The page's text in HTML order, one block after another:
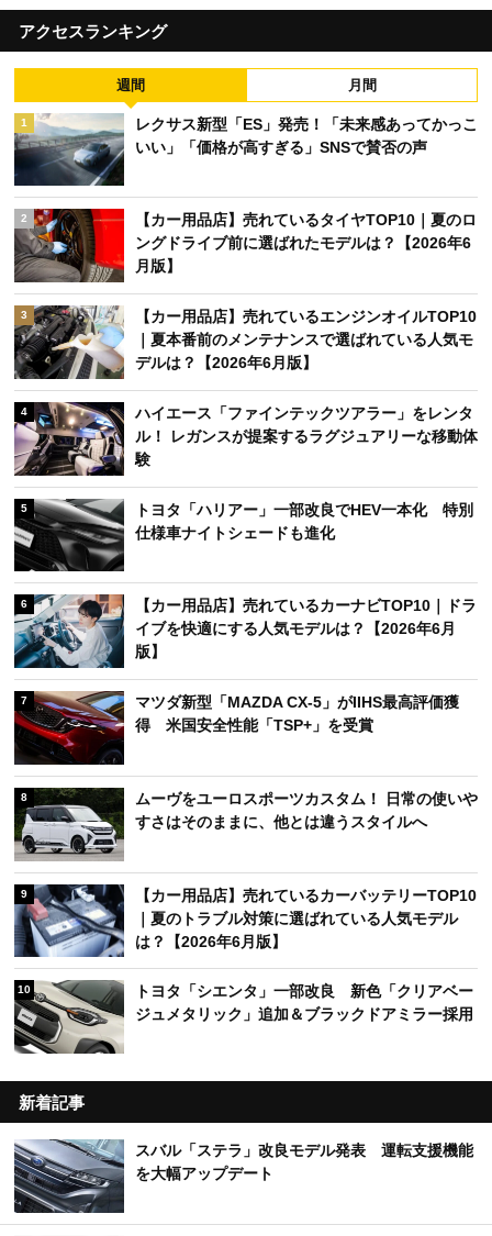
アクセスランキング
週間 月間
1
レクサス新型「ES」発売！「未来感あってかっこ
いい」「価格が高すぎる」SNSで賛否の声
2
【カー用品店】売れているタイヤTOP10｜夏のロ
ングドライブ前に選ばれたモデルは？【2026年6
月版】
3
【カー用品店】売れているエンジンオイルTOP10
｜夏本番前のメンテナンスで選ばれている人気モ
デルは？【2026年6月版】
4
ハイエース「ファインテックツアラー」をレンタ
ル！ レガンスが提案するラグジュアリーな移動体
験
5
トヨタ「ハリアー」一部改良でHEV一本化 特別
仕様車ナイトシェードも進化
6
【カー用品店】売れているカーナビTOP10｜ドラ
イブを快適にする人気モデルは？【2026年6月
版】
7
マツダ新型「MAZDA CX-5」がIIHS最高評価獲
得 米国安全性能「TSP+」を受賞
8
ムーヴをユーロスポーツカスタム！ 日常の使いや
すさはそのままに、他とは違うスタイルへ
9
【カー用品店】売れているカーバッテリーTOP10
｜夏のトラブル対策に選ばれている人気モデル
は？【2026年6月版】
10
トヨタ「シエンタ」一部改良 新色「クリアベー
ジュメタリック」追加＆ブラックドアミラー採用
新着記事
スバル「ステラ」改良モデル発表 運転支援機能
を大幅アップデート